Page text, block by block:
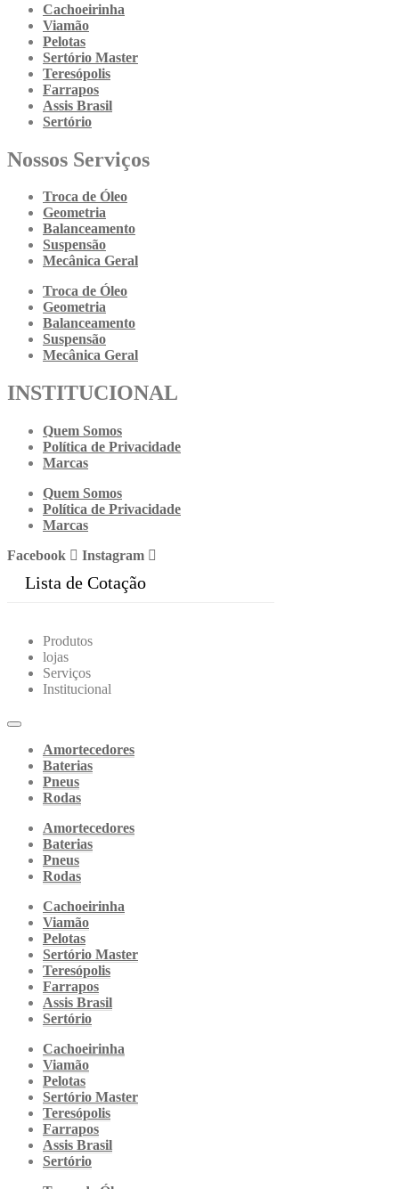
Cachoeirinha
Viamão
Pelotas
Sertório Master
Teresópolis
Farrapos
Assis Brasil
Sertório
Nossos Serviços
Troca de Óleo
Geometria
Balanceamento
Suspensão
Mecânica Geral
Troca de Óleo
Geometria
Balanceamento
Suspensão
Mecânica Geral
INSTITUCIONAL
Quem Somos
Política de Privacidade
Marcas
Quem Somos
Política de Privacidade
Marcas
Facebook
Instagram
Lista de Cotação
Produtos
lojas
Serviços
Institucional
Amortecedores
Baterias
Pneus
Rodas
Amortecedores
Baterias
Pneus
Rodas
Cachoeirinha
Viamão
Pelotas
Sertório Master
Teresópolis
Farrapos
Assis Brasil
Sertório
Cachoeirinha
Viamão
Pelotas
Sertório Master
Teresópolis
Farrapos
Assis Brasil
Sertório